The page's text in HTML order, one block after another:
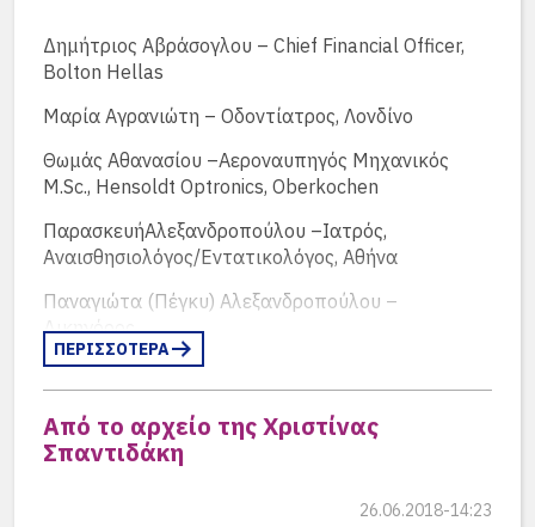
Δημήτριος Αβράσογλου – Chief Financial Officer,
Bolton Hellas
Μαρία Αγρανιώτη – Οδοντίατρος, Λονδίνο
Θωμάς Αθανασίου –Αεροναυπηγός Μηχανικός
M.Sc., Hensoldt Optronics, Oberkochen
ΠαρασκευήΑλεξανδροπούλου –Ιατρός,
Αναισθησιολόγος/Εντατικολόγος, Αθήνα
Παναγιώτα (Πέγκυ) Αλεξανδροπούλου –
Δικηγόρος
ΣταματίαΒαλτά –Integrative nutrition health
coach “Unfold”, Kortenhoef, Ολλανδία
Σωκράτης Βαμβάκος – Principal Design Engineerat
Rambus, Inc. (USA)
Αλεξάνδρα Βελέντζα – Δικηγόρος /Αστικό &
ΠΕΡΙΣΣΟΤΕΡΑ
Από το αρχείο της Χριστίνας
Σπαντιδάκη
26.06.2018-14:23